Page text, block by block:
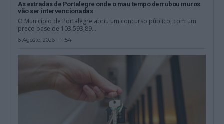
As estradas de Portalegre onde o mau tempo derrubou muros
vão ser intervencionadas
O Município de Portalegre abriu um concurso público, com um
preço base de 103.593,89...
6 Agosto, 2026 - 11:54